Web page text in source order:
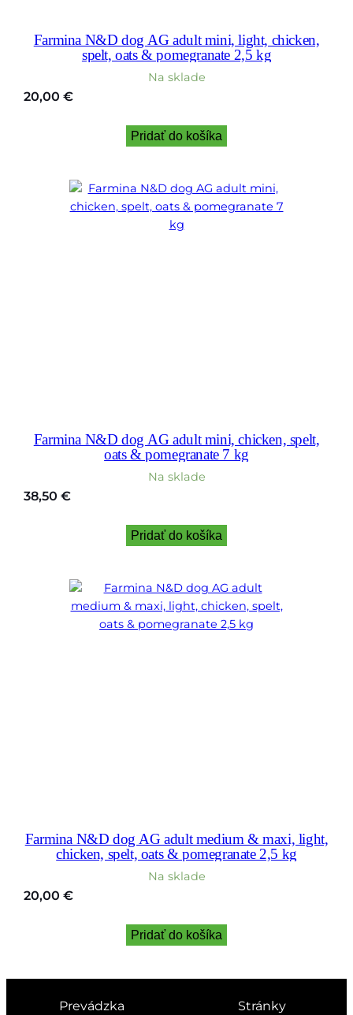
Farmina N&D dog AG adult mini, light, chicken,
spelt, oats & pomegranate 2,5 kg
Na sklade
20,00 €
Pridať do košíka
Farmina N&D dog AG adult mini, chicken, spelt,
oats & pomegranate 7 kg
Na sklade
38,50 €
Pridať do košíka
Farmina N&D dog AG adult medium & maxi, light,
chicken, spelt, oats & pomegranate 2,5 kg
Na sklade
20,00 €
Pridať do košíka
Prevádzka
Stránky